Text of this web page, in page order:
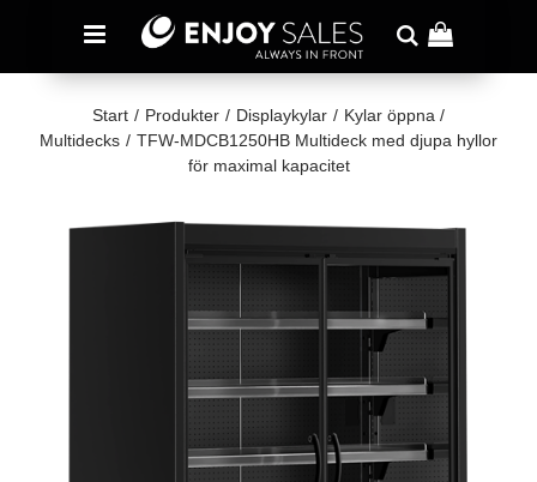
Start / Produkter / Displaykylar / Kylar öppna /
Multidecks / TFW-MDCB1250HB Multideck med djupa hyllor
för maximal kapacitet